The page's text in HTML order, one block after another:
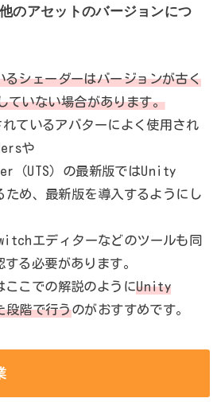
のアセットのバージョンにつ
るシェーダーはバージョンが古く
ていない場合があります。
ているアバターによく使用され
や
（UTS）の最新版ではUnity
ため、最新版を導入するようにし
エディターなどのツールも同
る必要があります。
ここでの解説のようにUnity
段階で行うのがおすすめです。